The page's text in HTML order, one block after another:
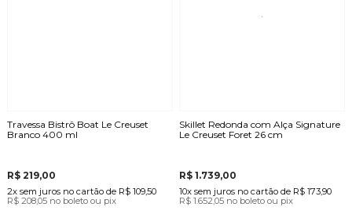
Travessa Bistrô Boat Le Creuset
Branco 400 ml
R$ 219,00
2x sem juros no cartãode R$ 109,50
R$ 208,05 no boleto ou pix
Skillet Redonda com Alça Signature
Le Creuset Foret 26 cm
R$ 1.739,00
10x sem juros no cartão de R$ 173,90
R$ 1.652,05 no boleto ou pix